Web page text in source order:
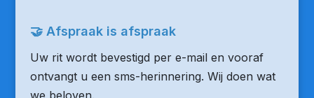
🤝 Afspraak is afspraak
Uw rit wordt bevestigd per e-mail en vooraf
ontvangt u een sms-herinnering. Wij doen wat
we beloven.